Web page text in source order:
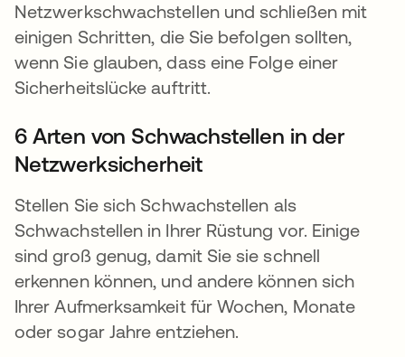
Netzwerkschwachstellen und schließen mit
einigen Schritten, die Sie befolgen sollten,
wenn Sie glauben, dass eine Folge einer
Sicherheitslücke auftritt.
6 Arten von Schwachstellen in der
Netzwerksicherheit
Stellen Sie sich Schwachstellen als
Schwachstellen in Ihrer Rüstung vor. Einige
sind groß genug, damit Sie sie schnell
erkennen können, und andere können sich
Ihrer Aufmerksamkeit für Wochen, Monate
oder sogar Jahre entziehen.